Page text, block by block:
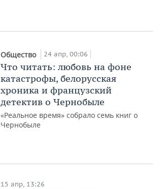
Общество 24 апр, 00:06
Что читать: любовь на фоне
катастрофы, белорусская
хроника и французский
детектив о Чернобыле
«Реальное время» собрало семь книг о
Чернобыле
15 апр, 13:26